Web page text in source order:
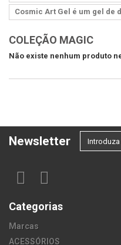
Cosmic Art Gel é um gel de
COLEÇÃO MAGIC
Não existe nenhum produto
Newsletter
Categorias
Marcas
ACESSÓRIOS